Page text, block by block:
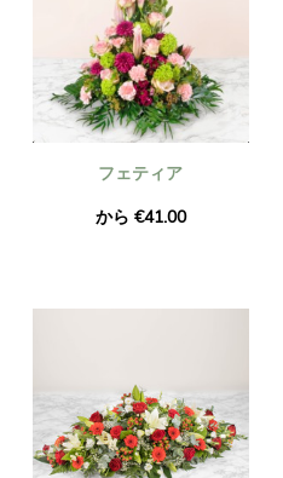
フェティア
から €41.00